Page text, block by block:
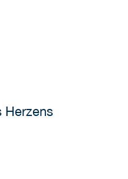
Herzens